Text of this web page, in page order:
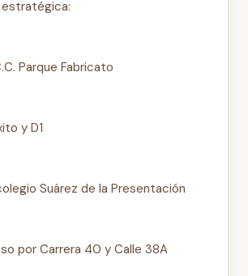
estratégica:
Parque Fabricato
y D1
Suárez de la Presentación
por Carrera 40 y Calle 38A